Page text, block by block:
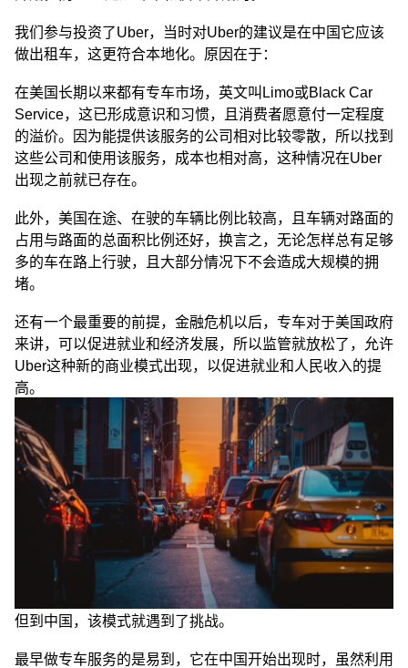
我们参与投资了Uber，当时对Uber的建议是在中国它应该
做出租车，这更符合本地化。原因在于：
在美国长期以来都有专车市场，英文叫Limo或Black Car
Service，这已形成意识和习惯，且消费者愿意付一定程度
的溢价。因为能提供该服务的公司相对比较零散，所以找到
这些公司和使用该服务，成本也相对高，这种情况在Uber
出现之前就已存在。
此外，美国在途、在驶的车辆比例比较高，且车辆对路面的
占用与路面的总面积比例还好，换言之，无论怎样总有足够
多的车在路上行驶，且大部分情况下不会造成大规模的拥
堵。
还有一个最重要的前提，金融危机以后，专车对于美国政府
来讲，可以促进就业和经济发展，所以监管就放松了，允许
Uber这种新的商业模式出现，以促进就业和人民收入的提
高。
但到中国，该模式就遇到了挑战。
最早做专车服务的是易到，它在中国开始出现时，虽然利用